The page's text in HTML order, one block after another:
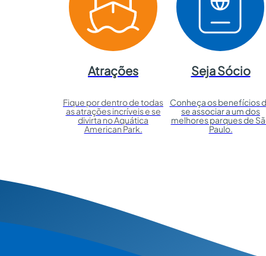
Atrações
Fique por dentro de todas
as atrações incríveis e se
divirta no Aquática
American Park.
Seja Sócio
Conheça os benefícios
se associar a um dos
melhores parques de
Paulo.